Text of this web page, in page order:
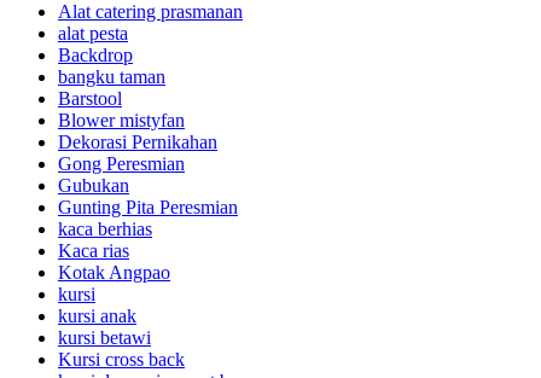
Alat catering prasmanan
alat pesta
Backdrop
bangku taman
Barstool
Blower mistyfan
Dekorasi Pernikahan
Gong Peresmian
Gubukan
Gunting Pita Peresmian
kaca berhias
Kaca rias
Kotak Angpao
kursi
kursi anak
kursi betawi
Kursi cross back